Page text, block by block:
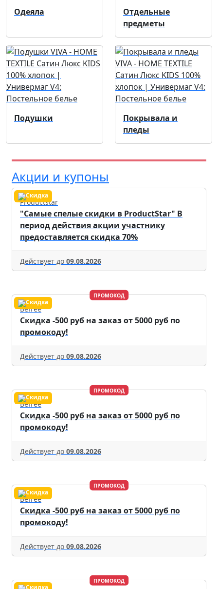
Одеяла
Отдельные
предметы
Подушки
Покрывала и
пледы
Акции и купоны
Productstar
"Самые спелые скидки в ProductStar" В
период действия акции участнику
предоставляется скидка 70%
Действует до 09.08.2026
ПРОМОКОД
Befree
Скидка -500 руб на заказ от 5000 руб по
промокоду!
Действует до 09.08.2026
ПРОМОКОД
Befree
Скидка -500 руб на заказ от 5000 руб по
промокоду!
Действует до 09.08.2026
ПРОМОКОД
Befree
Скидка -500 руб на заказ от 5000 руб по
промокоду!
Действует до 09.08.2026
ПРОМОКОД